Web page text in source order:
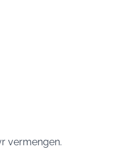
vermengen.